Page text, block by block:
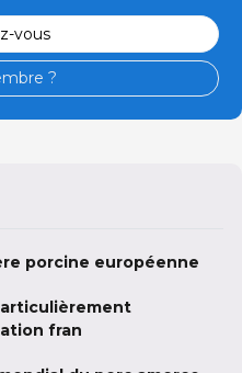
vous
?
porcine européenne
fran